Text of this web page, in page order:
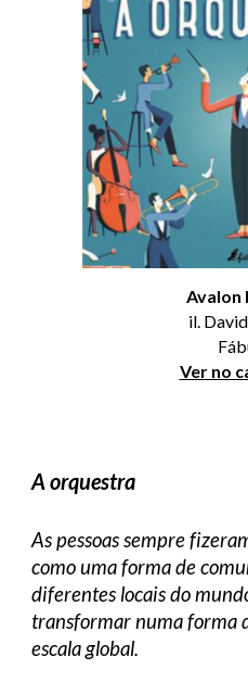
Avalon
il.
Ver no
A orquestra
As pessoas sempre
como uma forma de
diferentes locais do
transformar numa forma
escala global.